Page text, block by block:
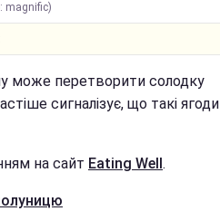
magnific)
може перетворити солодку
сигналізує, що такі ягоди
на сайт Eating Well .